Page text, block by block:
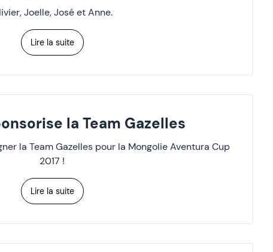
Joelle, José et Anne.
Lire la suite
la Team Gazelles
la Team Gazelles pour la Mongolie Aventura Cup
2017 !
Lire la suite